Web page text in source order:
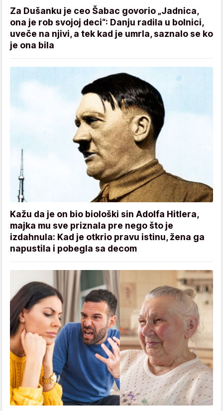
Za Dušanku je ceo Šabac govorio „Jadnica,
ona je rob svojoj deci“: Danju radila u bolnici,
uveče na njivi, a tek kad je umrla, saznalo se ko
je ona bila
Kažu da je on bio biološki sin Adolfa Hitlera,
majka mu sve priznala pre nego što je
izdahnula: Kad je otkrio pravu istinu, žena ga
napustila i pobegla sa decom